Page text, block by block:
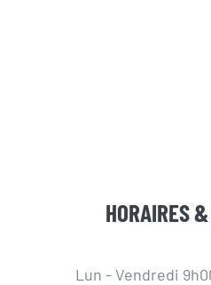
HORAIRES
Lun - Vendredi